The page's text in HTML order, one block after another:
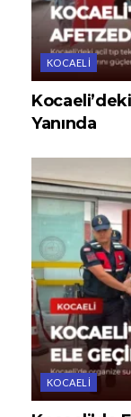
KOCAELI
Yanında
KOCAELI